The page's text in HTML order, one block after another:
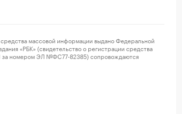
массовой информации выдано Федеральной
«РБК» (свидетельство о регистрации средства
за номером ЭЛ №ФС77-82385) сопровождаются